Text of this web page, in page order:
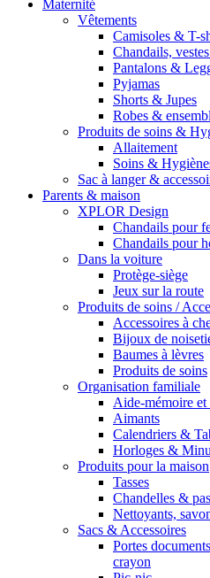
Maternité
Vêtements
Camisoles & T-
Chandails,
Pantalons &
Pyjamas
Shorts & Jupes
Robes &
Produits de soins &
Allaitement
Soins &
Sac à langer &
Parents & maison
XPLOR Design
Chandails pour
Chandails pour
Dans la voiture
Protège-siège
Jeux sur la route
Produits de soins /
Accessoires à
Bijoux de
Baumes à lèvres
Produits de soins
Organisation familiale
Aide-mémoire et
Aimants
Calendriers &
Horloges &
Produits pour la maison
Tasses
Chandelles &
Nettoyants,
Sacs & Accessoires
Portes
crayon